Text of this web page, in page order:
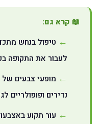
📖 קרא גם:
טיפול בנחש
לעבור את התקופה
מופעי צבעים של
נדירים ופופולריים
עור תקוע